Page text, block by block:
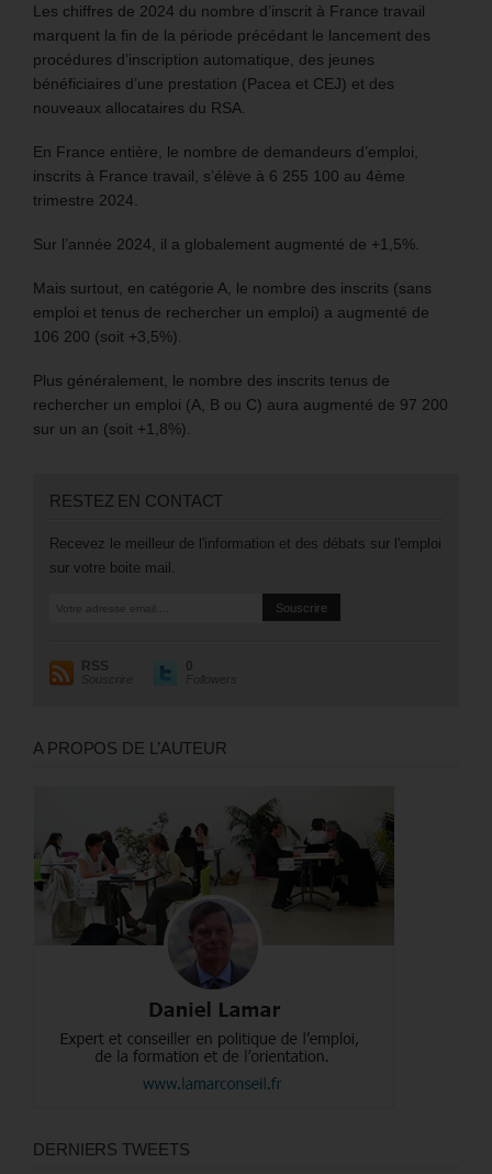
Les chiffres de 2024 du nombre d’inscrit à France travail
marquent la fin de la période précédant le lancement des
procédures d’inscription automatique, des jeunes
bénéficiaires d’une prestation (Pacea et CEJ) et des
nouveaux allocataires du RSA.
En France entière, le nombre de demandeurs d’emploi,
inscrits à France travail, s’élève à 6 255 100 au 4ème
trimestre 2024.
Sur l’année 2024, il a globalement augmenté de +1,5%.
Mais surtout, en catégorie A, le nombre des inscrits (sans
emploi et tenus de rechercher un emploi) a augmenté de
106 200 (soit +3,5%).
Plus généralement, le nombre des inscrits tenus de
rechercher un emploi (A, B ou C) aura augmenté de 97 200
sur un an (soit +1,8%).
RESTEZ EN CONTACT
Recevez le meilleur de l'information et des débats sur l'emploi
sur votre boite mail.
RSS
Souscrire
0
Followers
A PROPOS DE L’AUTEUR
DERNIERS TWEETS